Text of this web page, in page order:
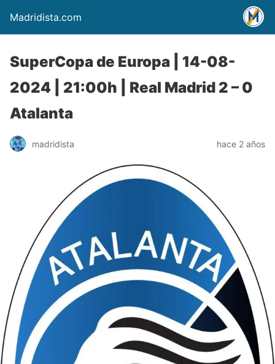
Madridista.com
SuperCopa de Europa | 14-08-
2024 | 21:00h | Real Madrid 2 – 0
Atalanta
madridista hace 2 años